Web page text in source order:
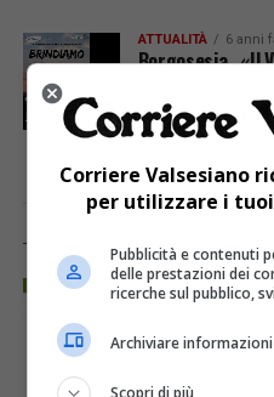
ATTUALITÀ 6 anni
Borgosesia , «Il
REGIONE
Corriere Valsesiano
per utilizzare i
Pubblicità e contenuti
delle prestazioni dei
ricerche sul pubblico,
Archiviare
Scopri di più